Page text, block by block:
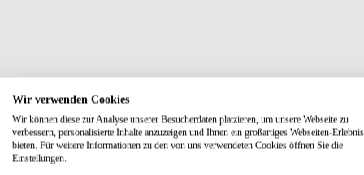
Wir verwenden Cookies
Wir können diese zur Analyse unserer Besucherdaten platzieren, um unsere Webseite zu
verbessern, personalisierte Inhalte anzuzeigen und Ihnen ein großartiges Webseiten-
bieten. Für weitere Informationen zu den von uns verwendeten Cookies öffnen Sie die
Einstellungen.